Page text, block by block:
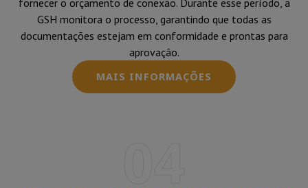
fornecer o orçamento de conexão. Durante esse período, a
GSH monitora o processo, garantindo que todas as
documentações estejam em conformidade e prontas para
aprovação.
MAIS INFORMAÇÕES